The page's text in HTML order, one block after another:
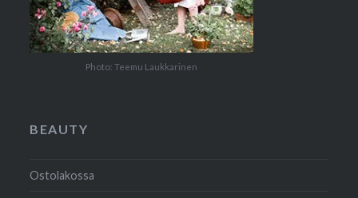
Photo: Teemu Laukkarinen
BEAUTY
Ostolakossa